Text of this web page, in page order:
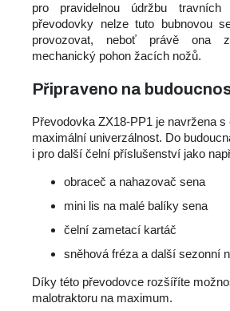
pro pravidelnou údržbu
převodovky nelze tuto bubnovou
provozovat, neboť právě ona
mechanický pohon žacích nožů.
Připraveno na
Převodovka ZX18-PP1 je navržena s
maximální univerzálnost. Do
i pro další čelní příslušenství jako
obraceč a nahazovač sena
mini lis na malé balíky sena
čelní zametací kartáč
sněhová fréza a další sezonní
Díky této převodovce rozšíříte
malotraktoru na maximum.